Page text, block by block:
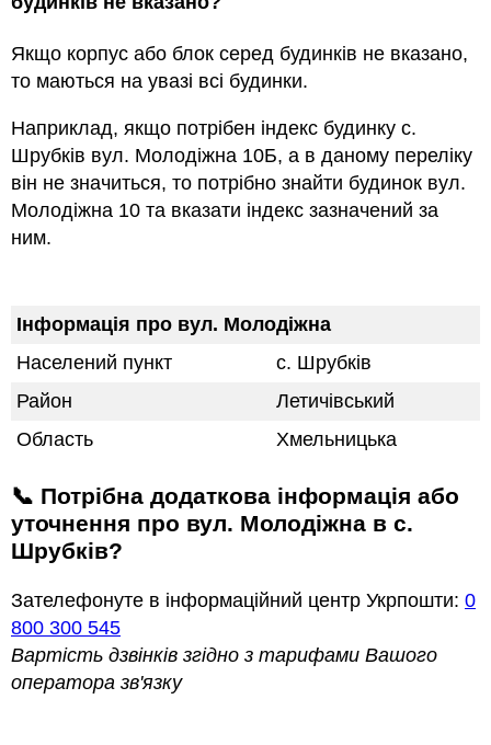
Якщо корпус або блок серед будинкiв не вказано,
то маються на увазi всi будинки.
Наприклад, якщо потрiбен індекс будинку с.
Шрубків вул. Молодіжна 10Б, а в даному переліку
він не значиться, то потрібно знайти будинок вул.
Молодіжна 10 та вказати індекс зазначений за
ним.
Інформація про вул. Молодіжна
Населений пункт
с. Шрубків
Район
Летичівський
Область
Хмельницька
📞 Потрібна додаткова інформація або
уточнення про вул. Молодіжна в с.
Шрубків?
Зателефонуте в інформаційний центр Укрпошти: 0
800 300 545
Вартість дзвінків згідно з тарифами Вашого
оператора зв'язку